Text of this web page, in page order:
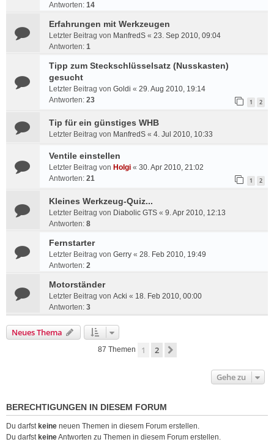
Antworten: 14
Erfahrungen mit Werkzeugen
Letzter Beitrag von ManfredS « 23. Sep 2010, 09:04
Antworten: 1
Tipp zum Steckschlüsselsatz (Nusskasten)
gesucht
Letzter Beitrag von Goldi « 29. Aug 2010, 19:14
Antworten: 23 1 2
Tip für ein günstiges WHB
Letzter Beitrag von ManfredS « 4. Jul 2010, 10:33
Ventile einstellen
Letzter Beitrag von Holgi « 30. Apr 2010, 21:02
Antworten: 21 1 2
Kleines Werkzeug-Quiz...
Letzter Beitrag von Diabolic GTS « 9. Apr 2010, 12:13
Antworten: 8
Fernstarter
Letzter Beitrag von Gerry « 28. Feb 2010, 19:49
Antworten: 2
Motorständer
Letzter Beitrag von Acki « 18. Feb 2010, 00:00
Antworten: 3
Neues Thema
87 Themen 1 2
Gehe zu
BERECHTIGUNGEN IN DIESEM FORUM
Du darfst keine neuen Themen in diesem Forum erstellen.
Du darfst keineAntworten zu Themen in diesem Forum erstellen.